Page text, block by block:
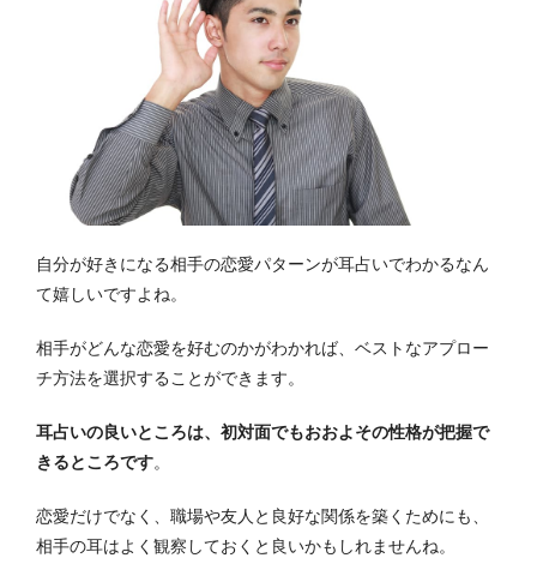
自分が好きになる相手の恋愛パターンが耳占いでわかるなん
て嬉しいですよね。
相手がどんな恋愛を好むのかがわかれば、ベストなアプロー
チ方法を選択することができます。
耳占いの良いところは、初対面でもおおよその性格が把握で
きるところです。
恋愛だけでなく、職場や友人と良好な関係を築くためにも、
相手の耳はよく観察しておくと良いかもしれませんね。